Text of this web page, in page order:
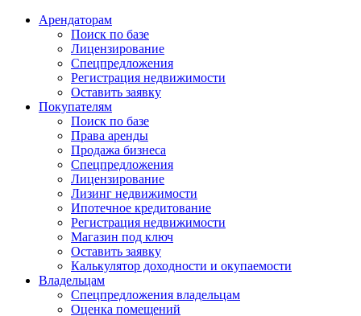
Арендаторам
Поиск по базе
Лицензирование
Спецпредложения
Регистрация недвижимости
Оставить заявку
Покупателям
Поиск по базе
Права аренды
Продажа бизнеса
Спецпредложения
Лицензирование
Лизинг недвижимости
Ипотечное кредитование
Регистрация недвижимости
Магазин под ключ
Оставить заявку
Калькулятор доходности и окупаемости
Владельцам
Спецпредложения владельцам
Оценка помещений